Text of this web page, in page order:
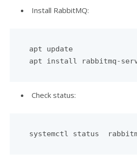
Install RabbitMQ:
apt update
Check status:
systemctl status